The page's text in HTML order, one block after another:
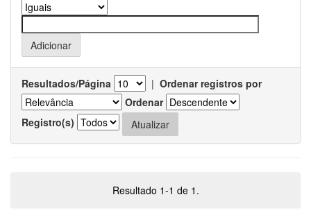
Resultados/Página | Ordenar registros por
Ordenar
Registro(s)
Resultado 1-1 de 1.